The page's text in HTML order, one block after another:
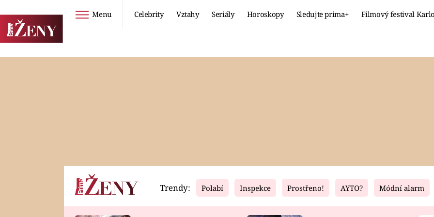
Menu Celebrity Vztahy Seriály Horoskopy Sledujte prima+ Filmový festival
Horoskopy Video Fresh Living
Trendy: Polabí Inspekce Prostřeno! AYTO? Módní alarm